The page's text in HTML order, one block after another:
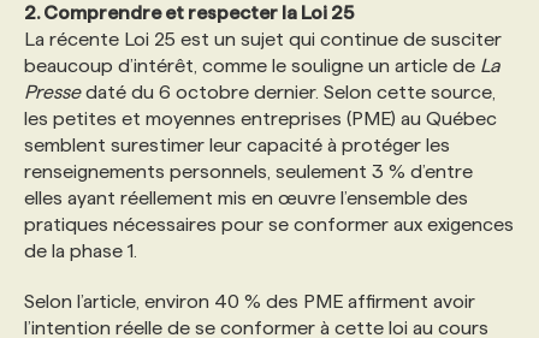
2. Comprendre et respecter la Loi 25
La récente Loi 25 est un sujet qui continue de susciter
beaucoup d’intérêt, comme le souligne un article de La
Pressedaté du 6 octobre dernier. Selon cette source,
les petites et moyennes entreprises (PME) au Québec
semblent surestimer leur capacité à protéger les
renseignements personnels, seulement 3 % d’entre
elles ayant réellement mis en œuvre l’ensemble des
pratiques nécessaires pour se conformer aux exigences
de la phase 1.
Selon l’article, environ 40 % des PME affirment avoir
l’intention réelle de se conformer à cette loi au cours